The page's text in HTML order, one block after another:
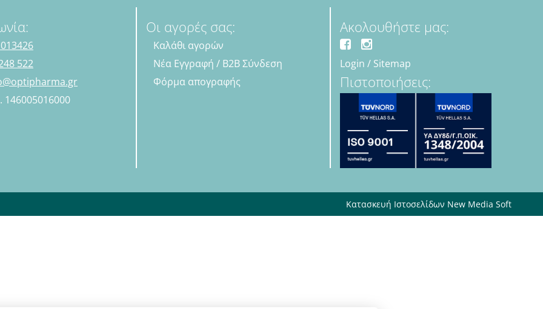
522
Οι αγορές σας:
Καλάθι αγορών
Νέα Εγγραφή / B2B Σύνδεση
Φόρμα απογραφής
Ακολουθήστε μας:
Login / Sitemap
Πιστοποιήσεις:
Κατασκευή Ιστοσελίδων New Media Soft